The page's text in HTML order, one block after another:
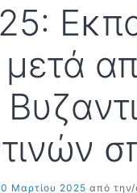
μετά
Μαρτίου 2025 από την/